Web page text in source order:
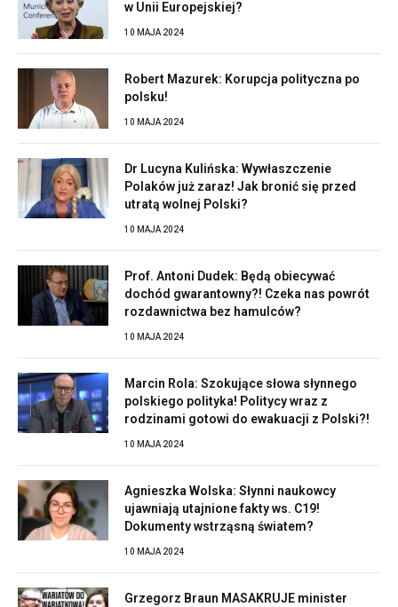
w Unii Europejskiej?
10 MAJA 2024
Robert Mazurek: Korupcja polityczna po
polsku!
10 MAJA 2024
Dr Lucyna Kulińska: Wywłaszczenie
Polaków już zaraz! Jak bronić się przed
utratą wolnej Polski?
10 MAJA 2024
Prof. Antoni Dudek: Będą obiecywać
dochód gwarantowny?! Czeka nas powrót
rozdawnictwa bez hamulców?
10 MAJA 2024
Marcin Rola: Szokujące słowa słynnego
polskiego polityka! Politycy wraz z
rodzinami gotowi do ewakuacji z Polski?!
10 MAJA 2024
Agnieszka Wolska: Słynni naukowcy
ujawniają utajnione fakty ws. C19!
Dokumenty wstrząsną światem?
10 MAJA 2024
Grzegorz Braun MASAKRUJE minister